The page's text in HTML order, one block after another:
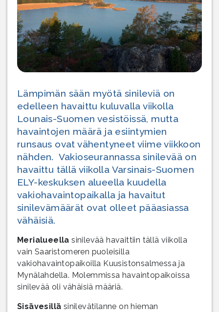
Lämpimän sään myötä sinileviä on
edelleen havaittu kuluvalla viikolla
Lounais-Suomen vesistöissä, mutta
havaintojen määrä ja esiintymien
runsaus ovat vähentyneet viime viikkoon
nähden. Vakioseurannassa sinilevää on
havaittu tällä viikolla Varsinais-Suomen
ELY-keskuksen alueella kuudella
vakiohavaintopaikalla ja havaitut
sinilevämäärät ovat olleet pääasiassa
vähäisiä.
Merialueella sinilevää havaittiin tällä viikolla
vain Saaristomeren puoleisilla
vakiohavaintopaikoilla Kuusistonsalmessa ja
Mynälahdella. Molemmissa havaintopaikoissa
sinilevää oli vähäisiä määriä.
Sisävesillä sinilevätilanne on hieman